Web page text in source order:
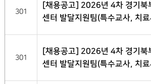
301
[채용공고] 2026년 4차 경기북
센터 발달지원팀(특수교사, 치
301
[채용공고] 2026년 4차 경기북
센터 발달지원팀(특수교사, 치